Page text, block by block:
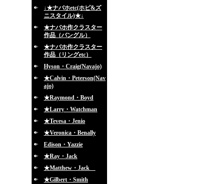
↓★ナバホetc(ホピ&ズ
ニスタイル)★↓
★ナバホ作クラスター
作品（バングル）
★ナバホ作クラスター
作品（リングetc）
Hyson・Craig(Navajo)
★Calvin・Peterson(Nav
ajo)
★Raymond・Boyd
★Larry・Watchman
★Tevesa・Jenio
★Veronica・Benally
Edison・Yazzie
★Ray・Jack
★Matthew・Jack
★Gilbert・Smith